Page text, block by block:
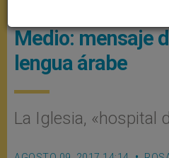
Siria, Tierra
Medio: mensaje
lengua árabe
La Iglesia, «hospital